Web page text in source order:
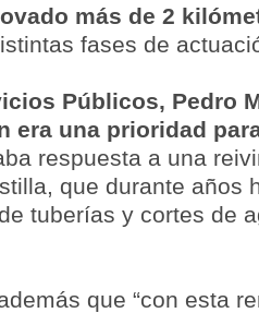
más de 2
fases de
Públicos, Pedro
era una prioridad
respuesta a una
que durante años
tuberías y cortes de
que “con esta